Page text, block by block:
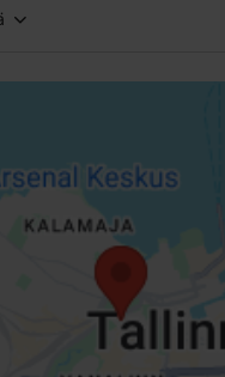
pääsyä sähköpyörätuolilla
pääsyä pyörätuolilla